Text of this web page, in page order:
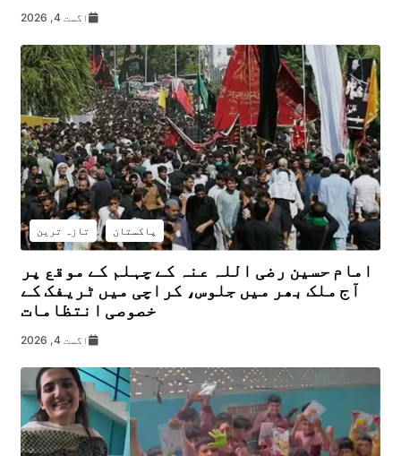
اگست 4, 2026
پاکستان تازہ ترین
امام حسین رضی اللہ عنہ کے چہلم کے موقع پر
آج ملک بھر میں جلوس، کراچی میں ٹریفک کے
خصوصی انتظامات
اگست 4, 2026